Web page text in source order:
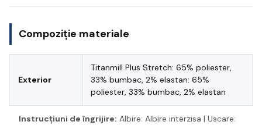
Compoziție materiale
Exterior
Titanmill Plus Stretch: 65% poliester,
33% bumbac, 2% elastan: 65%
poliester, 33% bumbac, 2% elastan
Instrucțiuni de îngrijire: Albire: Albire interzisa | Uscare: